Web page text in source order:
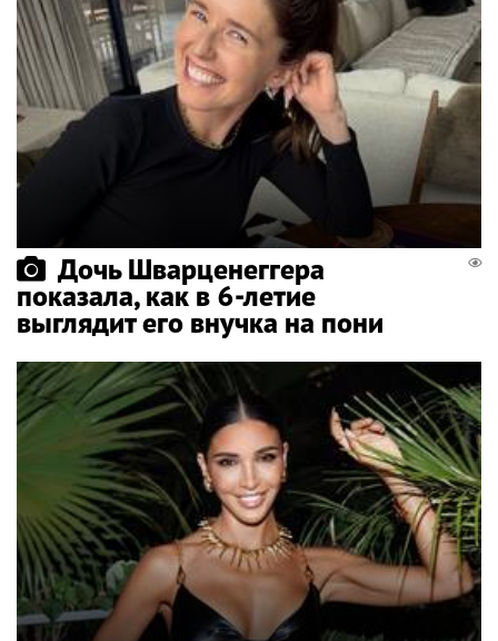
Дочь Шварценеггера
показала, как в 6-летие
выглядит его внучка на пони